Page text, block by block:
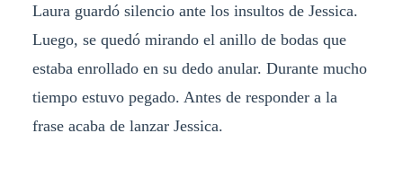
Laura guardó silencio ante los insultos de Jessica.
Luego, se quedó mirando el anillo de bodas que
estaba enrollado en su dedo anular. Durante mucho
tiempo estuvo pegado. Antes de responder a la
frase acaba de lanzar Jessica.